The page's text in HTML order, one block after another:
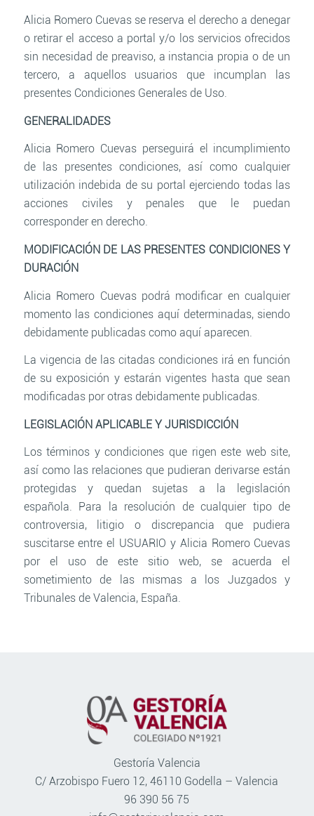
Alicia Romero Cuevas se reserva el derecho a denegar
o retirar el acceso a portal y/o los servicios ofrecidos
sin necesidad de preaviso, a instancia propia o de un
tercero, a aquellos usuarios que incumplan las
presentes Condiciones Generales de Uso.
GENERALIDADES
Alicia Romero Cuevas perseguirá el incumplimiento
de las presentes condiciones, así como cualquier
utilización indebida de su portal ejerciendo todas las
acciones civiles y penales que le puedan
corresponder en derecho.
MODIFICACIÓN DE LAS PRESENTES CONDICIONES Y
DURACIÓN
Alicia Romero Cuevas podrá modificar en cualquier
momento las condiciones aquí determinadas, siendo
debidamente publicadas como aquí aparecen.
La vigencia de las citadas condiciones irá en función
de su exposición y estarán vigentes hasta que sean
modificadas por otras debidamente publicadas.
LEGISLACIÓN APLICABLE Y JURISDICCIÓN
Los términos y condiciones que rigen este web site,
así como las relaciones que pudieran derivarse están
protegidas y quedan sujetas a la legislación
española. Para la resolución de cualquier tipo de
controversia, litigio o discrepancia que pudiera
suscitarse entre el USUARIO y Alicia Romero Cuevas
por el uso de este sitio web, se acuerda el
sometimiento de las mismas a los Juzgados y
Tribunales de Valencia, España.
Gestoría Valencia
C/ Arzobispo Fuero 12, 46110 Godella – Valencia
96 390 56 75